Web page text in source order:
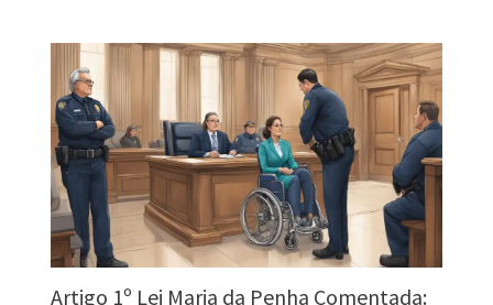
Artigo 1º Lei Maria da Penha Comentada: